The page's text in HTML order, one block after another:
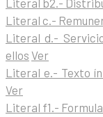
Literal b2.-
Literal c.-
Literal d.-
ellos Ver
Literal e.- Texto
Ver
Literal f1.-